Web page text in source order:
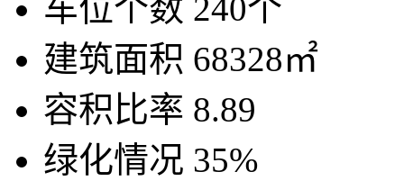
车位个数 240个
建筑面积 68328㎡
容积比率 8.89
绿化情况 35%